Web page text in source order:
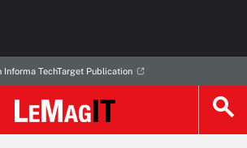
Informa TechTarget Publication